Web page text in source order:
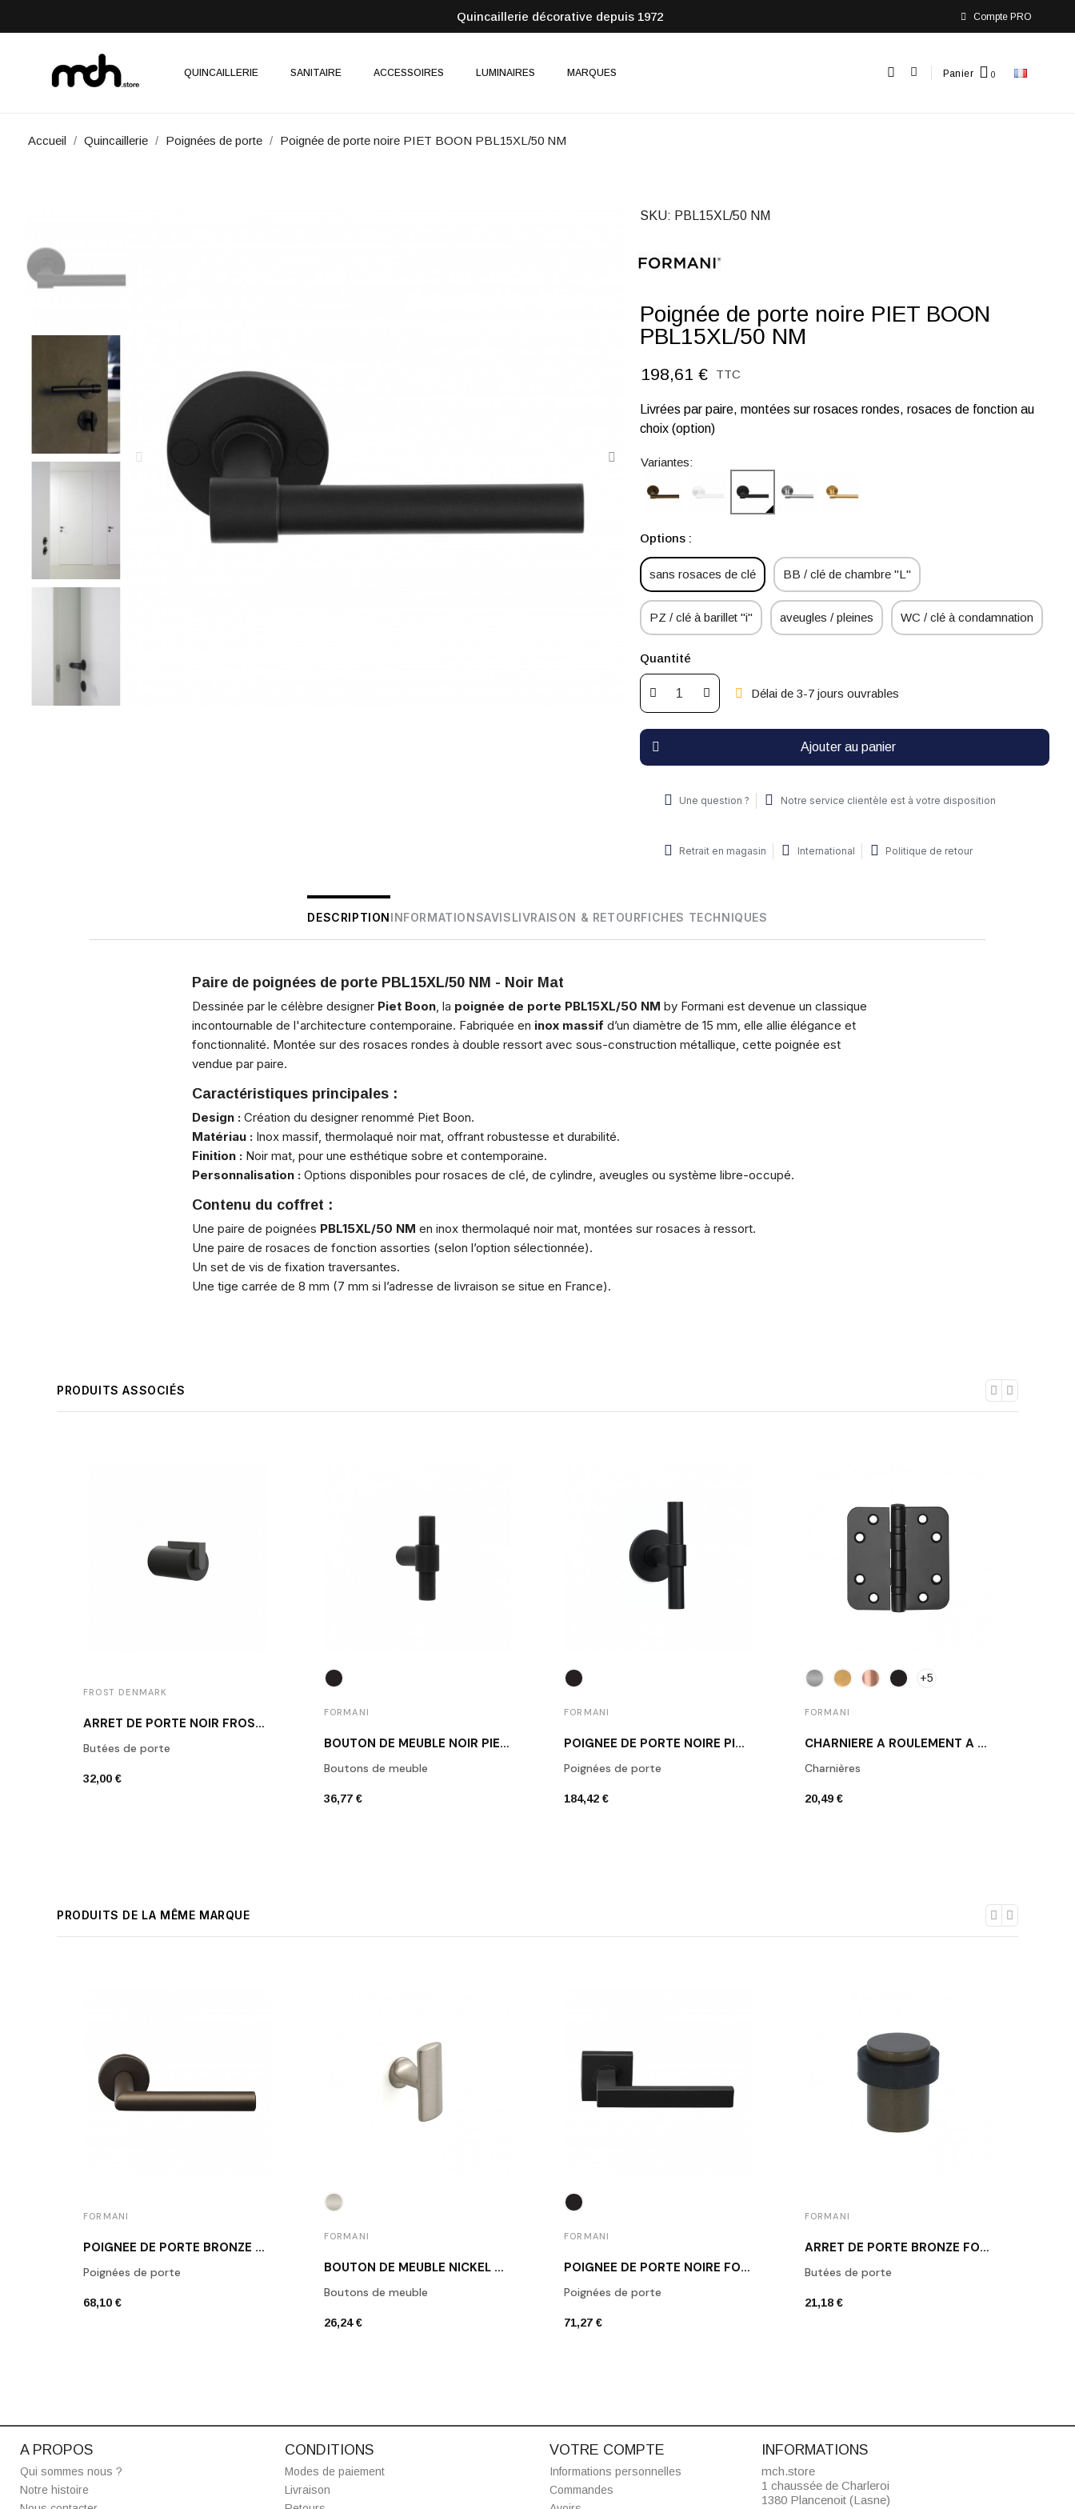
Quincaillerie décorative depuis 1972 Compte PRO
QUINCAILLERIE SANITAIRE ACCESSOIRES LUMINAIRES MARQUES Panier
Accueil Quincaillerie Poignées de porte Poignée de porte noire PIET BOON PBL15XL/50 NM
SKU PBL15XL/50 NM
Poignée de porte noire PIET BOON
PBL15XL/50 NM
198,61 € TTC
Livrées par paire, montées sur rosaces rondes, rosaces de fonction au
choix (option)
Variantes:
Options :
sans rosaces de clé BB / clé de chambre "L"
PZ / clé à barillet "i" aveugles / pleines WC / clé à condamnation
Quantité
Délai de 3-7 jours ouvrables
Ajouter au panier
Une question ? Notre service clientèle est à votre disposition
Retrait en magasin International Politique de retour
DESCRIPTIONINFORMATIONSAVISLIVRAISON & RETOURFICHES TECHNIQUES
Paire de poignées de porte PBL15XL/50 NM - Noir Mat
Dessinée par le célèbre designer Piet Boon, la poignée de porte PBL15XL/50 NM by Formani est devenue un classique
incontournable de l'architecture contemporaine. Fabriquée en inox massif d’un diamètre de 15 mm, elle allie élégance et
fonctionnalité. Montée sur des rosaces rondes à double ressort avec sous-construction métallique, cette poignée est
vendue par paire.
Caractéristiques principales :
Design : Création du designer renommé Piet Boon.
Matériau : Inox massif, thermolaqué noir mat, offrant robustesse et durabilité.
Finition : Noir mat, pour une esthétique sobre et contemporaine.
Personnalisation : Options disponibles pour rosaces de clé, de cylindre, aveugles ou système libre-occupé.
Contenu du coffret :
Une paire de poignées PBL15XL/50 NM en inox thermolaqué noir mat, montées sur rosaces à ressort.
Une paire de rosaces de fonction assorties (selon l’option sélectionnée).
Un set de vis de fixation traversantes.
Une tige carrée de 8 mm (7 mm si l’adresse de livraison se situe en France).
PRODUITS ASSOCIÉS
FROST DENMARK
ARRÊT DE PORTE NOIR FROST N1931B
Butées de porte
32,00 €
FORMANI
BOUTON DE MEUBLE NOIR PIET BOON PB9 NM
Boutons de meuble
36,77 €
FORMANI
POIGNÉE DE PORTE NOIRE PIET BOON PBT15/50 NM
Poignées de porte
184,42 €
+5
FORMANI
CHARNIÈRE À ROULEMENT À BILLES LBSA8989
Charnières
20,49 €
PRODUITS DE LA MÊME MARQUE
FORMANI
POIGNÉE DE PORTE BRONZE FORMANI LB2-19 BR
Poignées de porte
68,10 €
FORMANI
BOUTON DE MEUBLE NICKEL MAT 1929M NS
Boutons de meuble
26,24 €
FORMANI
POIGNÉE DE PORTE NOIRE FORMANI BSQ2-G NM
Poignées de porte
71,27 €
FORMANI
ARRÊT DE PORTE BRONZE FORMANI LB10 BR
Butées de porte
21,18 €
A PROPOS
Qui sommes nous ?
Notre histoire
CONDITIONS
Modes de paiement
Livraison
VOTRE COMPTE
Informations personnelles
Commandes
INFORMATIONS
mch.store
1 chaussée de Charleroi
1380 Plancenoit (Lasne)